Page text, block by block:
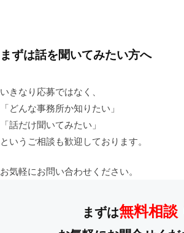
まずは話を聞いてみたい方へ
いきなり応募ではなく、
「どんな事務所か知りたい」
「話だけ聞いてみたい」
というご相談も歓迎しております。
お気軽にお問い合わせください。
まずは無料相談